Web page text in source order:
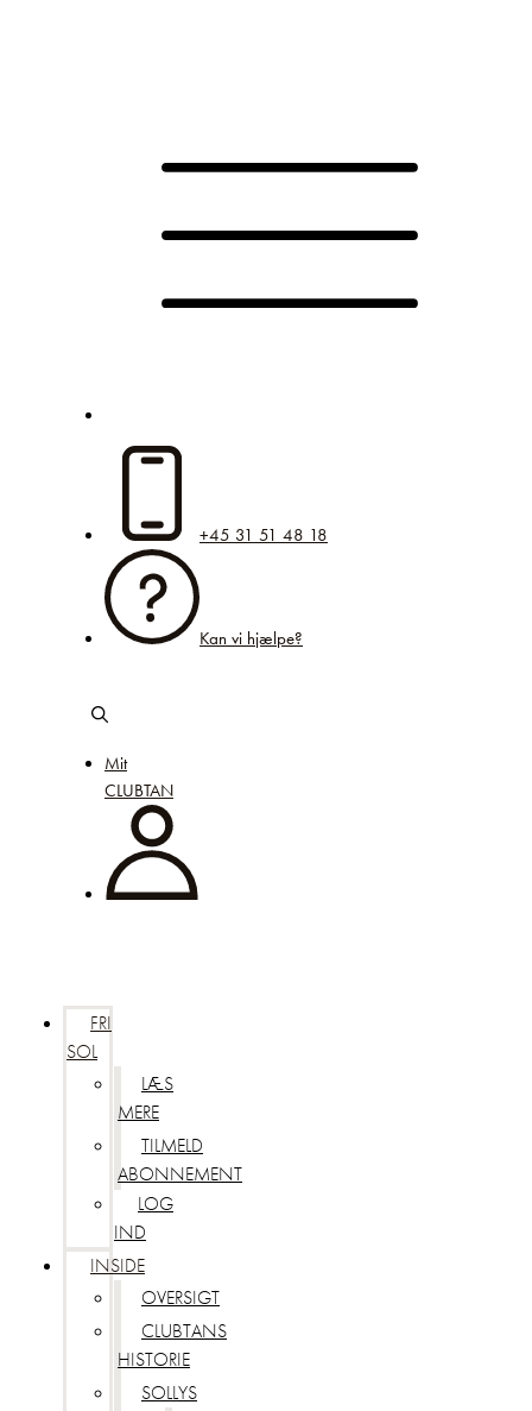
+45 31 51 48 18
Kan vi hjælpe?
Mit
CLUBTAN
FRI
SOL
LÆS
MERE
TILMELD
ABONNEMENT
LOG
IND
INSIDE
OVERSIGT
CLUBTANS
HISTORIE
SOLLYS